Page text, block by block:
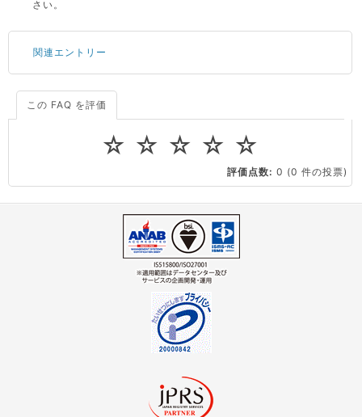
さい。
関連エントリー
サーバーが重いので調査してほしい
CPUやメモリをアップグレードしたい
この FAQ を評価
☆
☆
☆
☆
☆
評価点数: 0 (0 件の投票)